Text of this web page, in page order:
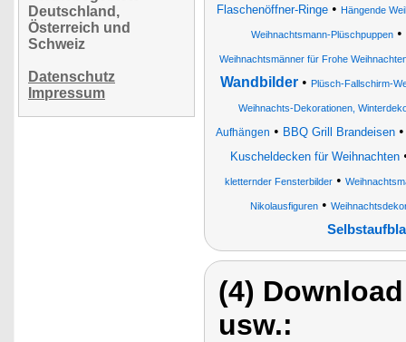
Deutschland,
Österreich und
Schweiz
Datenschutz
Impressum
Flaschenöffner-Ringe• Hängende
Weihnachtsmann-Plüschpuppen•
Weihnachtsmänner für Frohe
Wandbilder• Plüsch-Fallschirm-
Weihnachts-Dekorationen,
Aufhängen • BBQ Grill Brandeisen
Kuscheldecken für Weihnachten
kletternder Fensterbilder •
Nikolausfiguren •
(4)
usw.: